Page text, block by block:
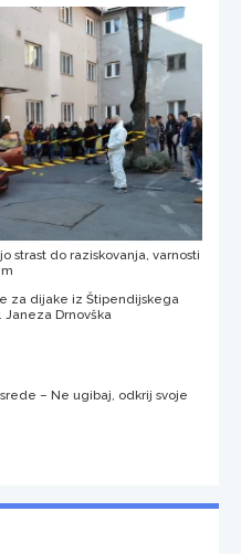
strast do raziskovanja, varnosti
za dijake iz Štipendijskega
Janeza Drnovška
– Ne ugibaj, odkrij svoje